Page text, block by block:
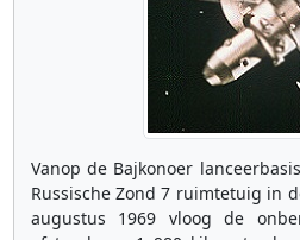
Vanop de Bajkonoer
Russische Zond 7 ruimtetuig in
augustus 1969 vloog de